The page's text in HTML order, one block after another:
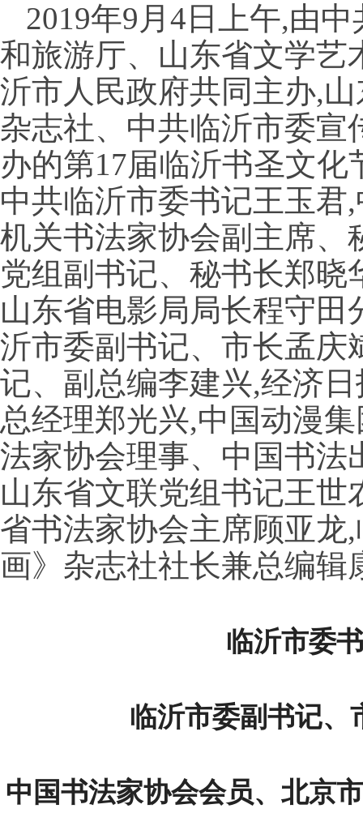
2019年9月4日上午,由
和旅游厅、山东省文学艺
沂市人民政府共同主办,
杂志社、中共临沂市委
办的第17届临沂书圣文
中共临沂市委书记王玉
机关书法家协会副主席、
党组副书记、秘书长郑
山东省电影局局长程守
沂市委副书记、市长孟庆
记、副总编李建兴,经济
总经理郑光兴,中国动漫
法家协会理事、中国书法
山东省文联党组书记王
省书法家协会主席顾亚龙
画》杂志社社长兼总编辑
临沂市委
临沂市委副书记、
中国书法家协会会员、北京